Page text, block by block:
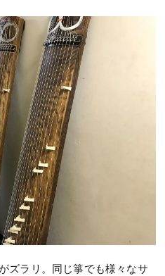
ズラリ。同じ箏でも様々なサ